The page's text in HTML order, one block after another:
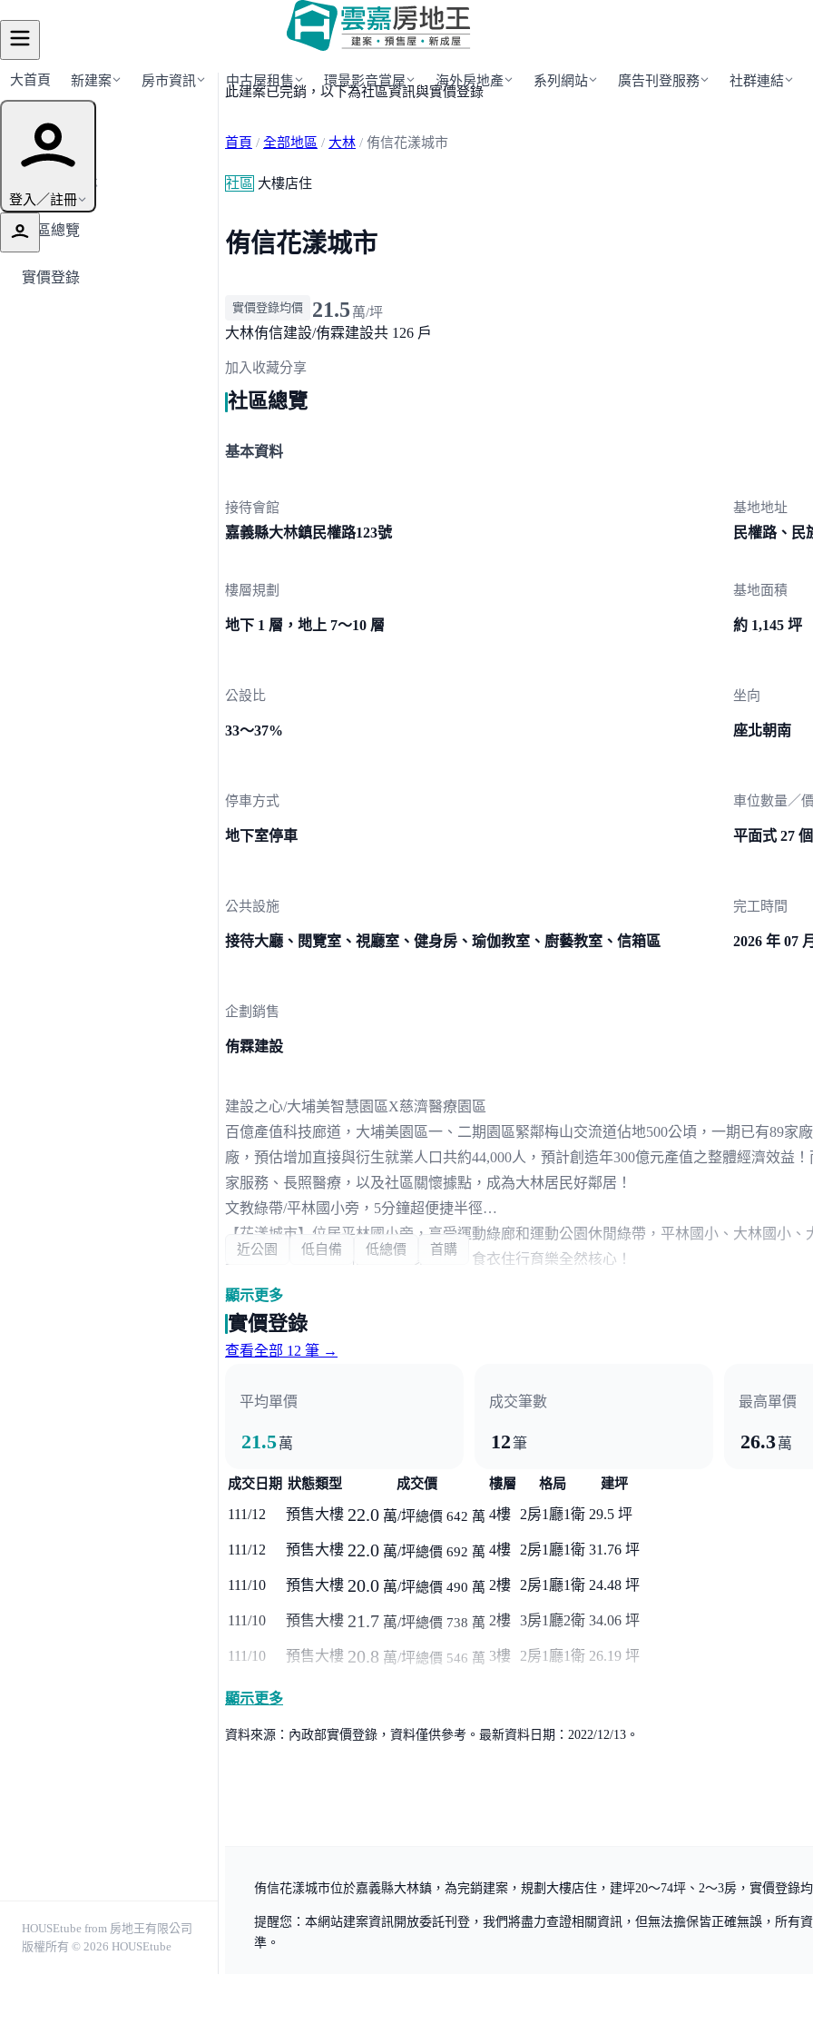
大首頁 新建案 房市資訊 中古屋租售 環景影音賞屋 海外房地產 系列網站 廣告刊登服務 社群連結
登入／註冊
建案導覽
← 返回大林
社區總覽
實價登錄
HOUSEtube from 房地王有限公司
版權所有 © 2026 HOUSEtube
此建案已完銷，以下為社區資訊與實價登錄
首頁 / 全部地區 / 大林 / 侑信花漾城市
社區 大樓店住
侑信花漾城市
實價登錄均價 21.5 萬/坪
大林侑信建設/侑霖建設共 126 戶
加入收藏分享
社區總覽
基本資料
接待會館
嘉義縣大林鎮民權路123號
基地地址
民權路、民
樓層規劃
地下 1 層，地上 7～10 層
基地面積
約 1,145 坪
公設比
33～37%
坐向
座北朝南
停車方式
地下室停車
車位數量／
平面式 27
公共設施
接待大廳、閱覽室、視廳室、健身房、瑜伽教室、廚藝教室、信箱區
完工時間
2026 年 07 月
企劃銷售
侑霖建設
建設之心/大埔美智慧園區X慈濟醫療園區
百億產值科技廊道，大埔美園區一、二期園區緊鄰梅山交流道佔地500公頃，一期已有89
廠，預估增加直接與衍生就業人口共約44,000人，預計創造年300億元產值之整體經濟效益
家服務、長照醫療，以及社區關懷據點，成為大林居民好鄰居！
文教綠帶/平林國小旁，5分鐘超便捷半徑
【花漾城市】位居平林國小旁，享受運動綠廊和運動公園休閒綠帶，平林國小、大林國小
正路商圈、中山路商圈…等繁榮區段，食衣住行育樂全然核心！
飯店管理/大林唯一10樓2-3房飯店管理宅
台中名宅團隊侑信建設攜手旗下寬悅酒店，共同打造飯店級管理精品宅，LOUNGER BAR
收、門禁管理、安全社區闔家開心又安心！
超值推薦/精緻3房最大的小宅，輕鬆成家入主
空間不憋屈，成家剛剛好投資轉租好收益！
大林首座飯店管理宅│10樓精品建築│渡假會館公設│2-3房智慧宅
近公園 低自備 低總價 首購
顯示更多
實價登錄
查看全部 12 筆 →
平均單價
21.5萬
成交筆數
12筆
最高單價
26.3萬
成交日期 狀態類型 成交價 樓層 格局 建坪
111/12 預售大樓 22.0 萬/坪總價 642 萬 4樓 2房1廳1衛 29.5 坪
111/12 預售大樓 22.0 萬/坪總價 692 萬 4樓 2房1廳1衛 31.76 坪
111/10 預售大樓 20.0 萬/坪總價 490 萬 2樓 2房1廳1衛 24.48 坪
111/10 預售大樓 21.7 萬/坪總價 738 萬 2樓 3房1廳2衛 34.06 坪
111/10 預售大樓 20.8 萬/坪總價 546 萬 3樓 2房1廳1衛 26.19 坪
顯示更多
資料來源：內政部實價登錄，資料僅供參考。最新資料日期：2022/12/13。
侑信花漾城市位於嘉義縣大林鎮，為完銷建案，規劃大樓店住，建坪20～74坪、2～3房，實價登錄均
提醒您：本網站建案資訊開放委託刊登，我們將盡力查證相關資訊，但無法擔保皆正確無誤，所有
準。